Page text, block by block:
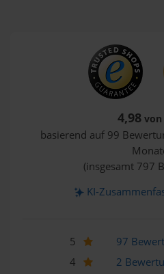
4,98 von
basierend auf 99
(insgesamt 797
KI-
5
97
4
2